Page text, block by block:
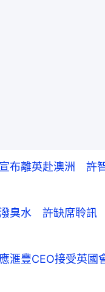
布離英赴澳洲 許
臭水 許缺席聆訊
滙豐CEO接受英